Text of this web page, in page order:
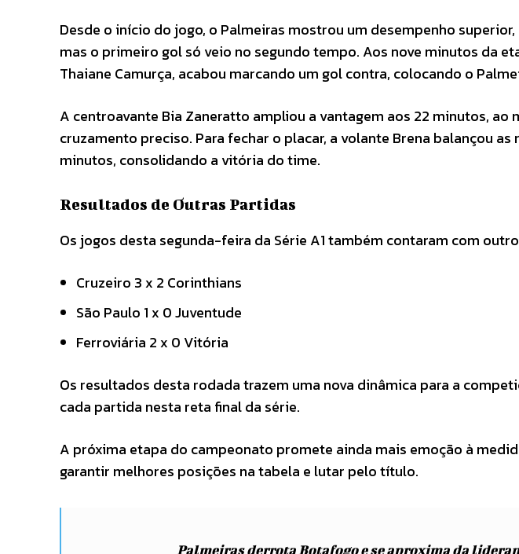
Desde o início do jogo, o Palmeiras mostrou um desempenho
mas o primeiro gol só veio no segundo tempo. Aos nove minutos da
Thaiane Camurça, acabou marcando um gol contra, colocando o
A centroavante Bia Zaneratto ampliou a vantagem aos 22 minutos, ao
cruzamento preciso. Para fechar o placar, a volante Brena balançou
minutos, consolidando a vitória do time.
Resultados de Outras Partidas
Os jogos desta segunda-feira da Série A1 também contaram com
Cruzeiro 3 x 2 Corinthians
São Paulo 1 x 0 Juventude
Ferroviária 2 x 0 Vitória
Os resultados desta rodada trazem uma nova dinâmica para a
cada partida nesta reta final da série.
A próxima etapa do campeonato promete ainda mais emoção à
garantir melhores posições na tabela e lutar pelo título.
Palmeiras derrota Botafogo e se aproxima da